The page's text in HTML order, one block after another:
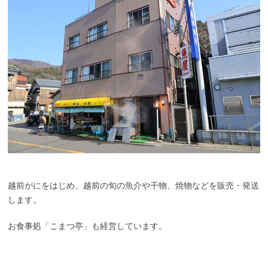
越前がにをはじめ、越前の旬の魚介や干物、焼物などを販売・発送
します。
お食事処「こまつ亭」も経営しています。